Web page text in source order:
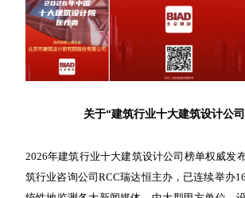
关于“建筑行业十大建筑设计公
2026年建筑行业十大建筑设计公司榜单权威发
筑行业咨询公司RCC瑞达恒主办，已连续举办1